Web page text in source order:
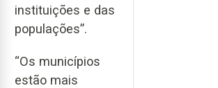
instituições e das
populações”.
“Os municípios
estão mais